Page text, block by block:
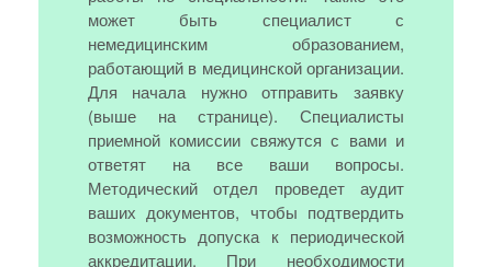
может быть специалист с
немедицинским образованием,
работающий в медицинской организации.
Для начала нужно отправить заявку
(выше на странице). Специалисты
приемной комиссии свяжутся с вами и
ответят на все ваши вопросы.
Методический отдел проведет аудит
ваших документов, чтобы подтвердить
возможность допуска к периодической
аккредитации. При необходимости